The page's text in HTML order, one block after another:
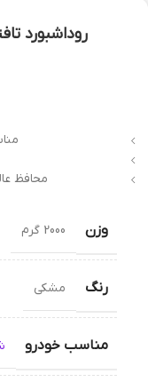
روداشبورد
محافظ
وزن 2000 گرم
رنگ مشکی
مناسب خودرو